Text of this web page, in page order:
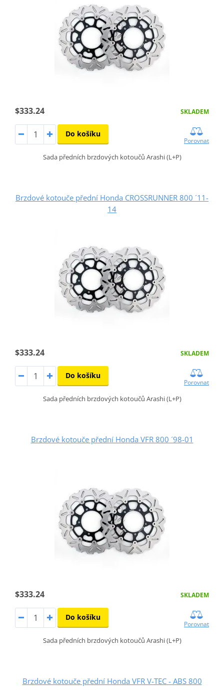
$333.24 SKLADEM
Do košíku
Porovnat
Sada předních brzdových kotoučů Arashi (L+P)
Brzdové kotouče přední Honda CROSSRUNNER 800 ´11-
14
$333.24 SKLADEM
Do košíku
Porovnat
Sada předních brzdových kotoučů Arashi (L+P)
Brzdové kotouče přední Honda VFR 800 ´98-01
$333.24 SKLADEM
Do košíku
Porovnat
Sada předních brzdových kotoučů Arashi (L+P)
Brzdové kotouče přední Honda VFR V-TEC - ABS 800